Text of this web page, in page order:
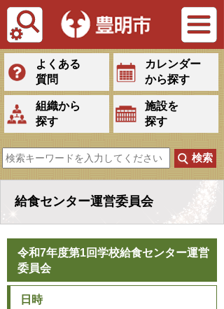
Tiếng Việt
よくある
質問
カレンダー
から探す
組織から
探す
施設を
探す
給食センター運営委員会
令和7年度第1回学校給食センター運営
委員会
日時